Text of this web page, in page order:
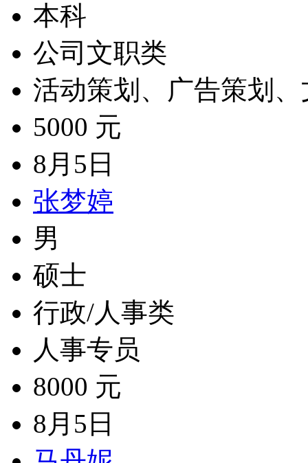
本科
公司文职类
活动策划、广告策划、
5000 元
8月5日
张梦婷
男
硕士
行政/人事类
人事专员
8000 元
8月5日